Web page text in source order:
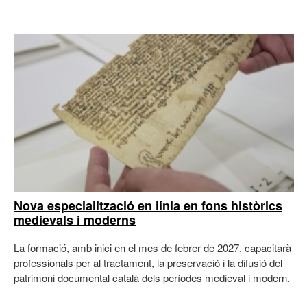
Nova especialització en línia en fons històrics
medievals i moderns
La formació, amb inici en el mes de febrer de 2027, capacitarà
professionals per al tractament, la preservació i la difusió del
patrimoni documental català dels períodes medieval i modern.